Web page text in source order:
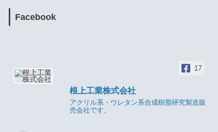
Facebook
17
根上工業株式会社
アクリル系・ウレタン系合成樹脂研究製造販
売会社です。